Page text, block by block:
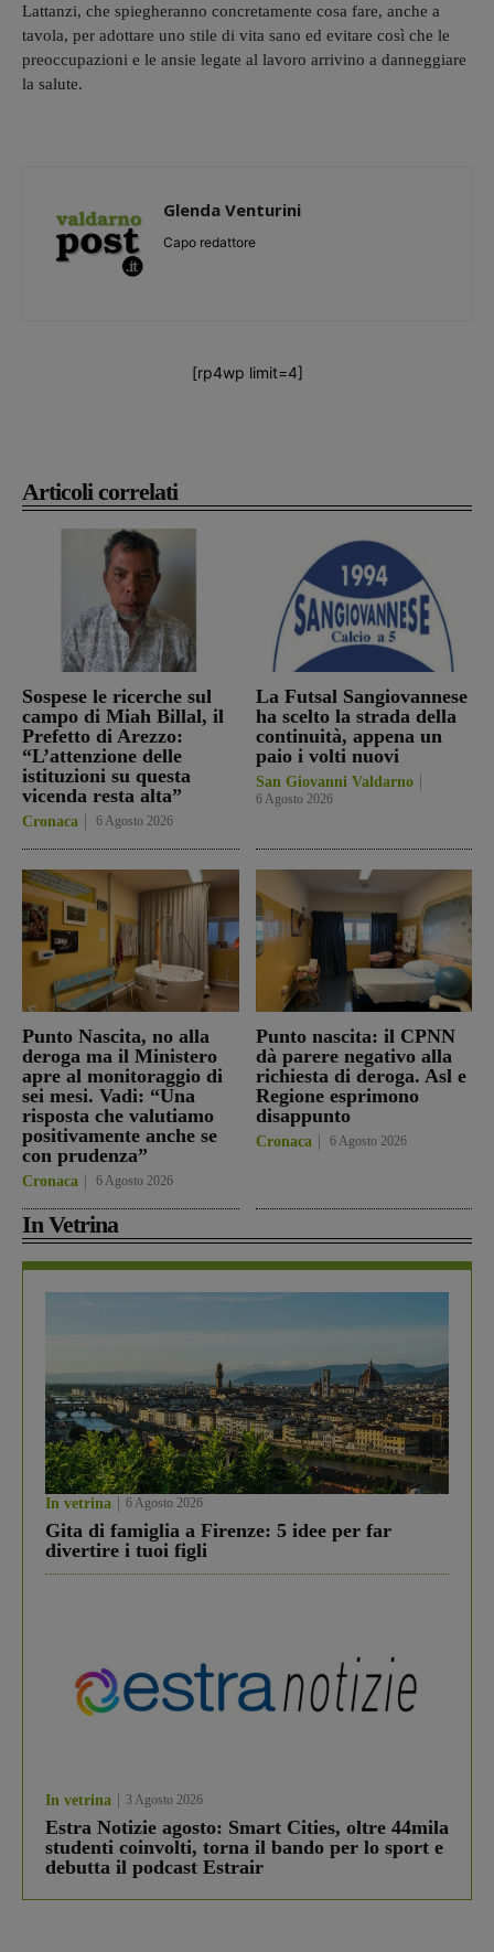
Articoli correlati
Sospese le ricerche sul
campo di Miah Billal, il
Prefetto di Arezzo:
“L’attenzione delle
istituzioni su questa
vicenda resta alta”
Cronaca 6 Agosto 2026
La Futsal Sangiovannese
ha scelto la strada della
continuità, appena un
paio i volti nuovi
San Giovanni Valdarno
6 Agosto 2026
Punto Nascita, no alla
deroga ma il Ministero
apre al monitoraggio di
sei mesi. Vadi: “Una
risposta che valutiamo
positivamente anche se
con prudenza”
Cronaca 6 Agosto 2026
Punto nascita: il CPNN
dà parere negativo alla
richiesta di deroga. Asl e
Regione esprimono
disappunto
Cronaca 6 Agosto 2026
In Vetrina
In vetrina 6 Agosto 2026
Gita di famiglia a Firenze: 5 idee per far
divertire i tuoi figli
In vetrina 3 Agosto 2026
Estra Notizie agosto: Smart Cities, oltre 44mila
studenti coinvolti, torna il bando per lo sport e
debutta il podcast Estrair
Lattanzi, che spiegheranno concretamente cosa fare, anche a
tavola, per adottare uno stile di vita sano ed evitare così che le
preoccupazioni e le ansie legate al lavoro arrivino a danneggiare
la salute.
Glenda Venturini
Capo redattore
[rp4wp limit=4]